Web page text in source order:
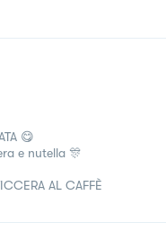
😋
e nutella 🎊
AL CAFFÈ